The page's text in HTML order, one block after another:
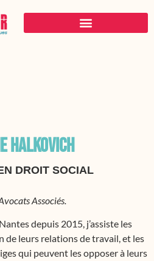
HALKOVICH
DROIT SOCIAL
Associés.
depuis 2015, j’assiste les
de leurs relations de travail, et les
qui peuvent les opposer à leurs